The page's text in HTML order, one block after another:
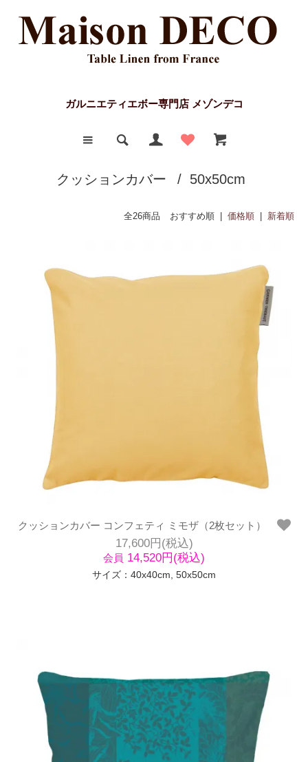
ガルニエティエボー専門店 メゾンデコ
クッションカバー / 50x50cm
全26商品 おすすめ順 | 価格順 新着順
クッションカバー コンフェティ ミモザ（2枚セット）
17,600円(税込)
会員 14,520円(税込)
サイズ：40x40cm, 50x50cm